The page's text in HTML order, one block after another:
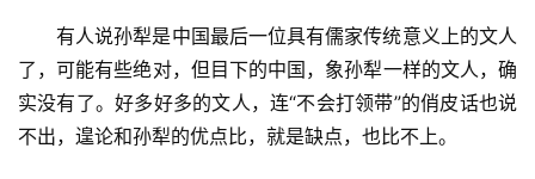
有人说孙犁是中国最后一位具有儒家传统意义上的文人
了，可能有些绝对，但目下的中国，象孙犁一样的文人，确
实没有了。好多好多的文人，连“不会打领带”的俏皮话也说
不出，遑论和孙犁的优点比，就是缺点，也比不上。